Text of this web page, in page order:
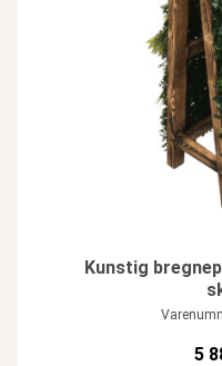
Kunstig
5